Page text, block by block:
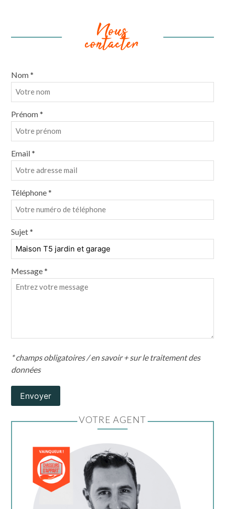
Nous
contacter
Nom *
Prénom *
Email *
Téléphone *
Sujet *
Message *
* champs obligatoires /en savoir + sur le traitement des
données
Envoyer
VOTRE AGENT